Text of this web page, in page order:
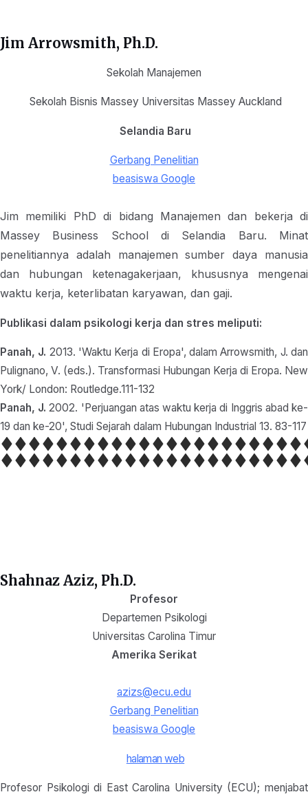
Jim Arrowsmith, Ph.D.
Sekolah Manajemen
Sekolah Bisnis Massey Universitas Massey Auckland
Selandia Baru
Gerbang Penelitian
beasiswa Google
Jim memiliki PhD di bidang Manajemen dan bekerja di
Massey Business School di Selandia Baru. Minat
penelitiannya adalah manajemen sumber daya manusia
dan hubungan ketenagakerjaan, khususnya mengenai
waktu kerja, keterlibatan karyawan, dan gaji.
Publikasi dalam psikologi kerja dan stres meliputi:
Panah, J. 2013. 'Waktu Kerja di Eropa', dalam Arrowsmith, J. dan
Pulignano, V. (eds.). Transformasi Hubungan Kerja di Eropa. New
York/ London: Routledge.111-132
Panah, J. 2002. 'Perjuangan atas waktu kerja di Inggris abad ke-
19 dan ke-20', Studi Sejarah dalam Hubungan Industrial 13. 83-117
Shahnaz Aziz, Ph.D.
Profesor
Departemen Psikologi
Universitas Carolina Timur
Amerika Serikat
azizs@ecu.edu
Gerbang Penelitian
beasiswa Google
halaman web
Profesor Psikologi di East Carolina University (ECU); menjabat